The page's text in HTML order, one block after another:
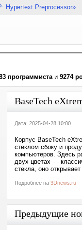
Hypertext Preprocessor»
программистаи 9274
BaseTech
Дата: 2025-04-28 10:00
Корпус BaseTech
стеклом сбоку и
компьютеров. Здесь
двух цветах —
стекла, оно
Подробнее на 3Dnews.ru
Предыдущие